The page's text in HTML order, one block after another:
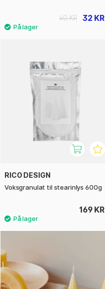
32 KR
40 KR
RICO DESIGN
Voksgranulat til stearinlys 600g
169 KR